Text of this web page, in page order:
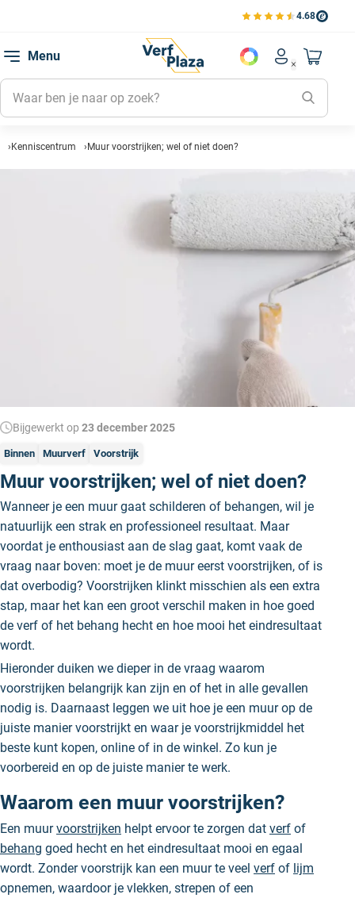
4.68
Bekijk de verfplaza
Menu
Account
Mijn
Mijn
Mijn
Naar
Kenniscentrum Muur voorstrijken; wel of niet doen?
Bijgewerkt op 23 december 2025
Binnen Muurverf Voorstrijk
Muur voorstrijken; wel of niet doen?
Wanneer je een muur gaat schilderen of behangen, wil je
natuurlijk een strak en professioneel resultaat. Maar
voordat je enthousiast aan de slag gaat, komt vaak de
vraag naar boven: moet je de muur eerst voorstrijken, of is
dat overbodig? Voorstrijken klinkt misschien als een extra
stap, maar het kan een groot verschil maken in hoe goed
de verf of het behang hecht en hoe mooi het eindresultaat
wordt.
Hieronder duiken we dieper in de vraag waarom
voorstrijken belangrijk kan zijn en of het in alle gevallen
nodig is. Daarnaast leggen we uit hoe je een muur op de
juiste manier voorstrijkt en waar je voorstrijkmiddel het
beste kunt kopen, online of in de winkel. Zo kun je
voorbereid en op de juiste manier te werk.
Waarom een muur voorstrijken?
Een muurvoorstrijken helpt ervoor te zorgen dat verf of
behang goed hecht en het eindresultaat mooi en egaal
wordt. Zonder voorstrijk kan een muur te veel verf of lijm
opnemen, waardoor je vlekken, strepen of een